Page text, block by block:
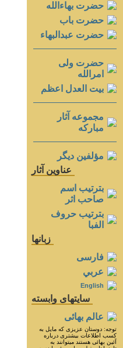
حضرت بهاءالله
حضرت باب
حضرت عبدالبهاء
حضرت ولی
امرالله
بيت العدل اعظم
مجموعه آثار
مباركه
مؤلفين ديگر
عناوين آثار
بترتيب اسم
صاحب اثر
بترتيب حروف
الفبا
زبانها
فارسی
عربي
English
سايتهای وابسته
عالم بهائی
توجه: دوستان عزيزى كه مايل به
كسب اطلاعات بيشترى درباره
آئين بهائى هستند ميتوانند به